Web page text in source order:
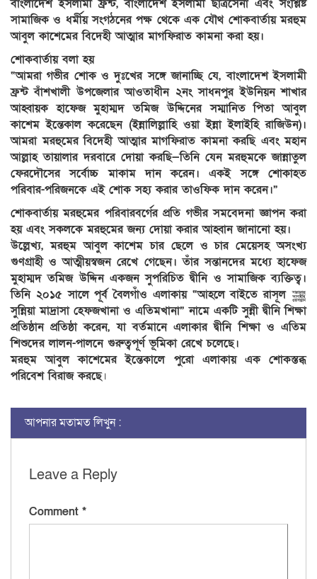
বাংলাদেশ ইসলামী ফ্রন্ট, বাংলাদেশ ইসলামী ছাত্রসেনা এবং সংশ্লিষ্ট
সামাজিক ও ধর্মীয় সংগঠনের পক্ষ থেকে এক যৌথ শোকবার্তায় মরহুম
আবুল কাশেমের বিদেহী আত্মার মাগফিরাত কামনা করা হয়।
শোকবার্তায় বলা হয়
“আমরা গভীর শোক ও দুঃখের সঙ্গে জানাচ্ছি যে, বাংলাদেশ ইসলামী
ফ্রন্ট বাঁশখালী উপজেলার আওতাধীন ২নং সাধনপুর ইউনিয়ন শাখার
আহ্বায়ক হাফেজ মুহাম্মদ তমিজ উদ্দিনের সম্মানিত পিতা আবুল
কাশেম ইন্তেকাল করেছেন (ইন্নালিল্লাহি ওয়া ইন্না ইলাইহি রাজিউন)।
আমরা মরহুমের বিদেহী আত্মার মাগফিরাত কামনা করছি এবং মহান
আল্লাহ তায়ালার দরবারে দোয়া করছি—তিনি যেন মরহুমকে জান্নাতুল
ফেরদৌসের সর্বোচ্চ মাকাম দান করেন। একই সঙ্গে শোকাহত
পরিবার-পরিজনকে এই শোক সহ্য করার তাওফিক দান করেন।”
শোকবার্তায় মরহুমের পরিবারবর্গের প্রতি গভীর সমবেদনা জ্ঞাপন করা
হয় এবং সকলকে মরহুমের জন্য দোয়া করার আহ্বান জানানো হয়।
উল্লেখ্য, মরহুম আবুল কাশেম চার ছেলে ও চার মেয়েসহ অসংখ্য
গুণগ্রাহী ও আত্মীয়স্বজন রেখে গেছেন। তাঁর সন্তানদের মধ্যে হাফেজ
মুহাম্মদ তমিজ উদ্দিন একজন সুপরিচিত দ্বীনি ও সামাজিক ব্যক্তিত্ব।
তিনি ২০১৫ সালে পূর্ব বৈলগাঁও এলাকায় “আহলে বাইতে রাসূল ﷺ
সুন্নিয়া মাদ্রাসা হেফজখানা ও এতিমখানা” নামে একটি সুন্নী দ্বীনি শিক্ষা
প্রতিষ্ঠান প্রতিষ্ঠা করেন, যা বর্তমানে এলাকার দ্বীনি শিক্ষা ও এতিম
শিশুদের লালন-পালনে গুরুত্বপূর্ণ ভূমিকা রেখে চলেছে।
মরহুম আবুল কাশেমের ইন্তেকালে পুরো এলাকায় এক শোকস্তব্ধ
পরিবেশ বিরাজ করছে।
আপনার মতামত লিখুন :
Leave a Reply
Comment *